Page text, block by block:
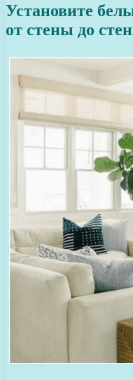
Установите
от стены до